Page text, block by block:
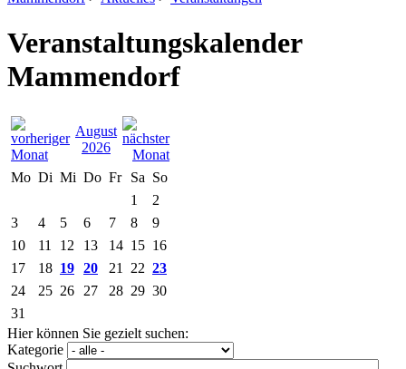
Veranstaltungskalender
Mammendorf
August
2026
Mo Di Mi Do Fr Sa So
1
2
3
4 5 6 7 8
9
10
11 12 13 14 15 16
17
18 19 20 21 22 23
24
25 26 27 28 29 30
31
Hier können Sie gezielt suchen:
Kategorie